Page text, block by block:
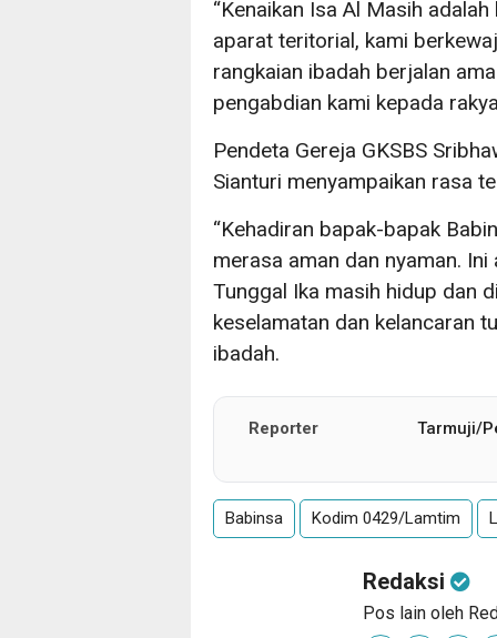
“Kenaikan Isa Al Masih
aparat teritorial, kami
rangkaian ibadah berjalan
pengabdian kami kepada
Pendeta Gereja GKSBS
Sianturi menyampaikan rasa
“Kehadiran bapak-bapak
merasa aman dan nyaman.
Tunggal Ika masih hidup dan
keselamatan dan kelancaran
ibadah.
Reporter Tarmuji/
Babinsa Kodim 0429/Lamtim
Redaksi
Pos lain oleh